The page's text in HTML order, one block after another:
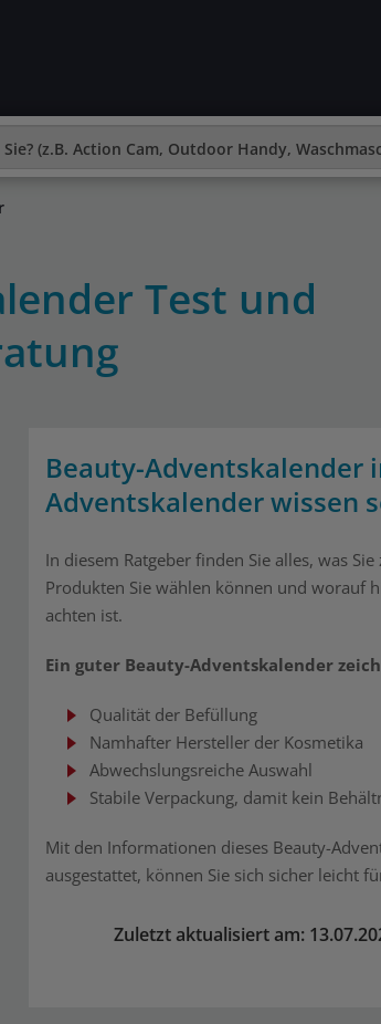
Test und
Beauty-Adventskalender
Adventskalender wissen
In diesem Ratgeber finden Sie alles, was
Produkten Sie wählen können und worauf
achten ist.
Ein guter Beauty-Adventskalender
Qualität der Befüllung
Namhafter Hersteller der Kosmetika
Abwechslungsreiche Auswahl
Stabile Verpackung, damit kein
Mit den Informationen dieses Beauty-
ausgestattet, können Sie sich sicher leicht
Zuletzt aktualisiert am: